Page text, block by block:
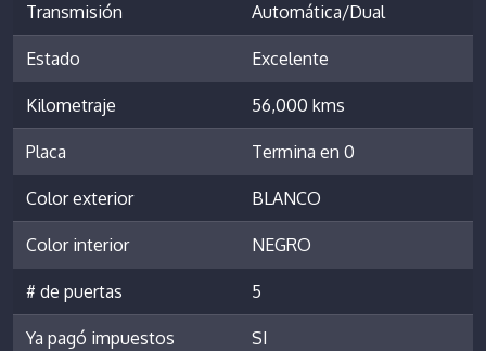
Transmisión Automática/Dual
Estado Excelente
Kilometraje 56,000 kms
Placa Termina en 0
Color exterior BLANCO
Color interior NEGRO
# de puertas 5
Ya pagó impuestos SI